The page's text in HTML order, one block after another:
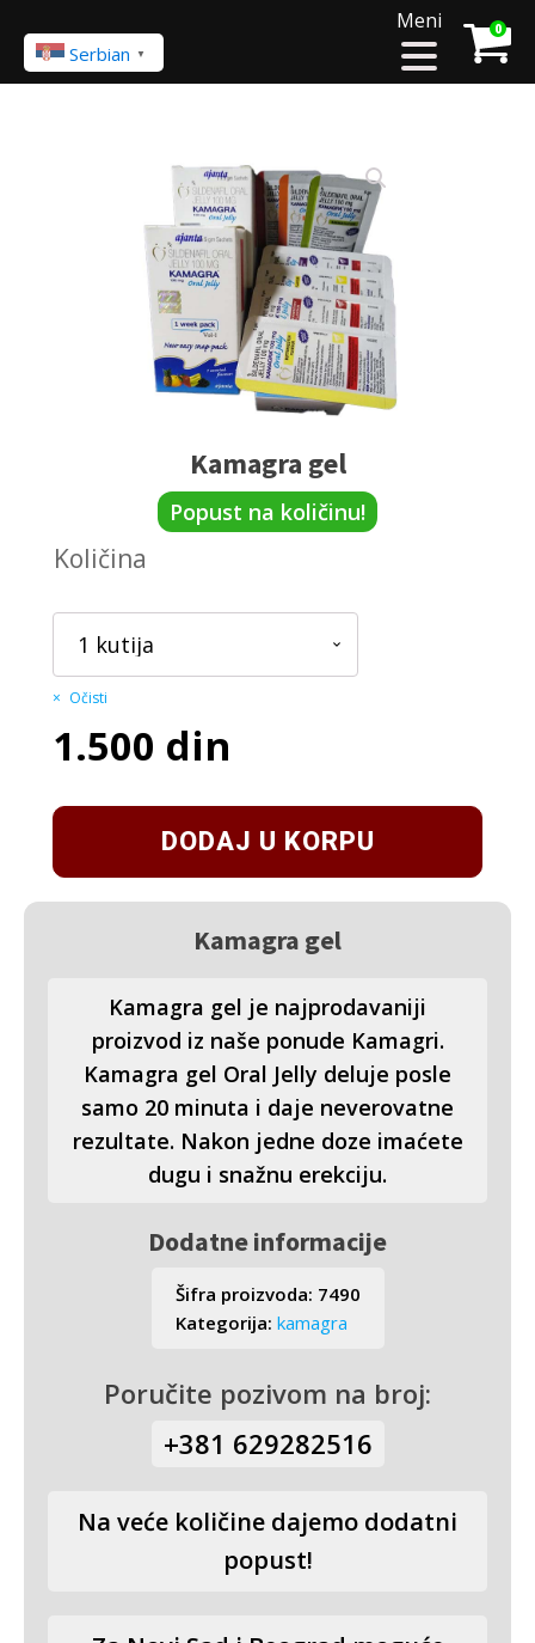
Serbian ▼
Meni 0
Kamagra gel
Popust na količinu!
Količina
Očisti
1.500 din
DODAJ U KORPU
Kamagra gel
Kamagra gel je najprodavaniji
proizvod iz naše ponude Kamagri.
Kamagra gel Oral Jelly deluje posle
samo 20 minuta i daje neverovatne
rezultate. Nakon jedne doze imaćete
dugu i snažnu erekciju.
Dodatne informacije
Šifra proizvoda: 7490
Kategorija: kamagra
Poručite pozivom na broj:
+381 629282516
Na veće količine dajemo dodatni
popust!